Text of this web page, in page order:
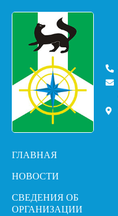
ГЛАВНАЯ
НОВОСТИ
СВЕДЕНИЯ ОБ
ОРГАНИЗАЦИИ